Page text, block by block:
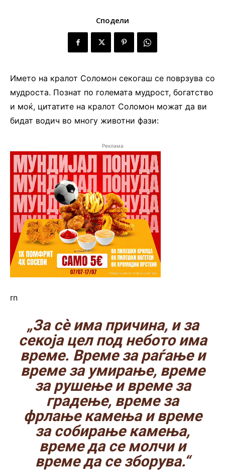
Сподели
Името на кралот Соломон секогаш се поврзува со
мудроста. Познат по големата мудрост, богатство
и моќ, цитатите на кралот Соломон можат да ви
бидат водич во многу животни фази:
Реклама
rn
„За сè има причина, и за
секоја цел под небото има
време. Време за раѓање и
време за умирање, време
за рушење и време за
градење, време за
фрлање камења и време
за собирање камења,
време да се молчи и
време да се зборува.“